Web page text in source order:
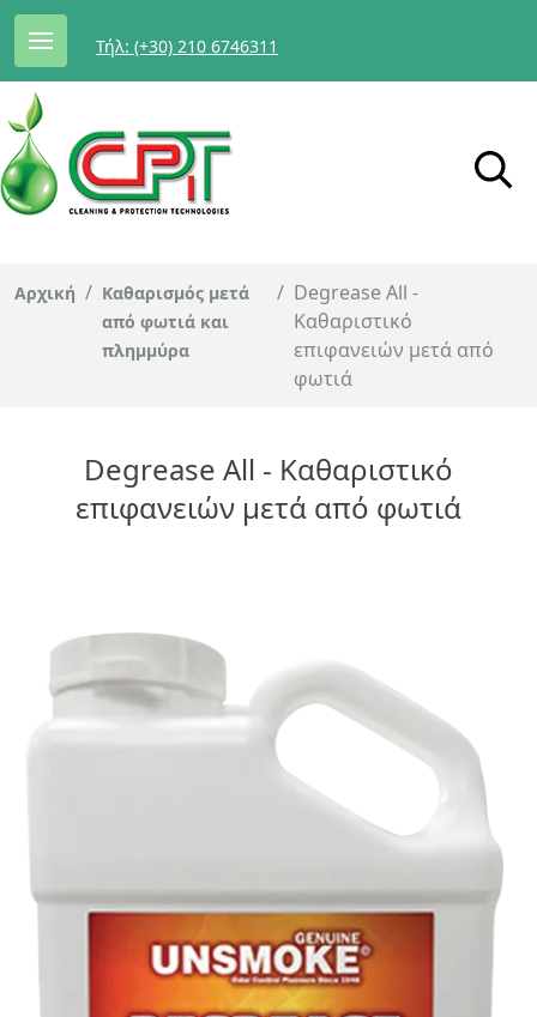
Τήλ: (+30) 210 6746311
Αρχική / Καθαρισμός μετά
από φωτιά και
πλημμύρα
/ Degrease All -
Καθαριστικό
επιφανειών μετά από
φωτιά
Degrease All - Καθαριστικό
επιφανειών μετά από φωτιά